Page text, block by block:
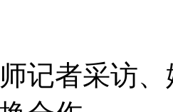
记者采访